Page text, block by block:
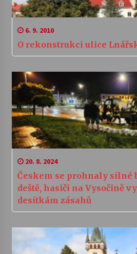
6. 9. 2010
O rekonstrukci ulice
20. 8. 2024
Českem se prohnaly silné
deště, hasiči na Vysočině
desítkám zásahů